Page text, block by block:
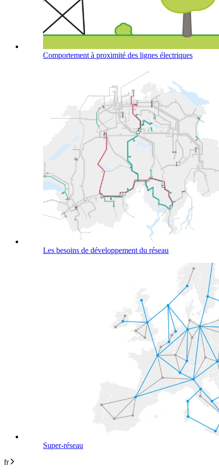
Comportement à proximité des lignes électriques
Les besoins de développement du réseau
Super-réseau
fr